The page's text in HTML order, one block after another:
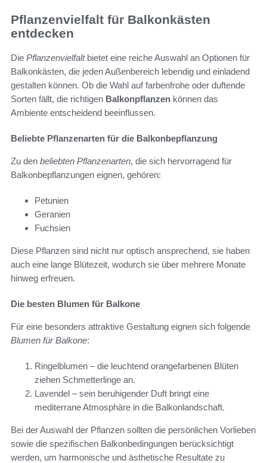
Pflanzenvielfalt für Balkonkästen
entdecken
Die Pflanzenvielfaltbietet eine reiche Auswahl an Optionen für
Balkonkästen, die jeden Außenbereich lebendig und einladend
gestalten können. Ob die Wahl auf farbenfrohe oder duftende
Sorten fällt, die richtigen Balkonpflanzen können das
Ambiente entscheidend beeinflussen.
Beliebte Pflanzenarten für die Balkonbepflanzung
Zu den beliebten Pflanzenarten, die sich hervorragend für
Balkonbepflanzungen eignen, gehören:
Petunien
Geranien
Fuchsien
Diese Pflanzen sind nicht nur optisch ansprechend, sie haben
auch eine lange Blütezeit, wodurch sie über mehrere Monate
hinweg erfreuen.
Die besten Blumen für Balkone
Für eine besonders attraktive Gestaltung eignen sich folgende
Blumen für Balkone:
Ringelblumen – die leuchtend orangefarbenen Blüten
ziehen Schmetterlinge an.
Lavendel – sein beruhigender Duft bringt eine
mediterrane Atmosphäre in die Balkonlandschaft.
Bei der Auswahl der Pflanzen sollten die persönlichen Vorlieben
sowie die spezifischen Balkonbedingungen berücksichtigt
werden, um harmonische und ästhetische Resultate zu